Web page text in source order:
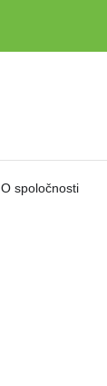
O spoločnosti